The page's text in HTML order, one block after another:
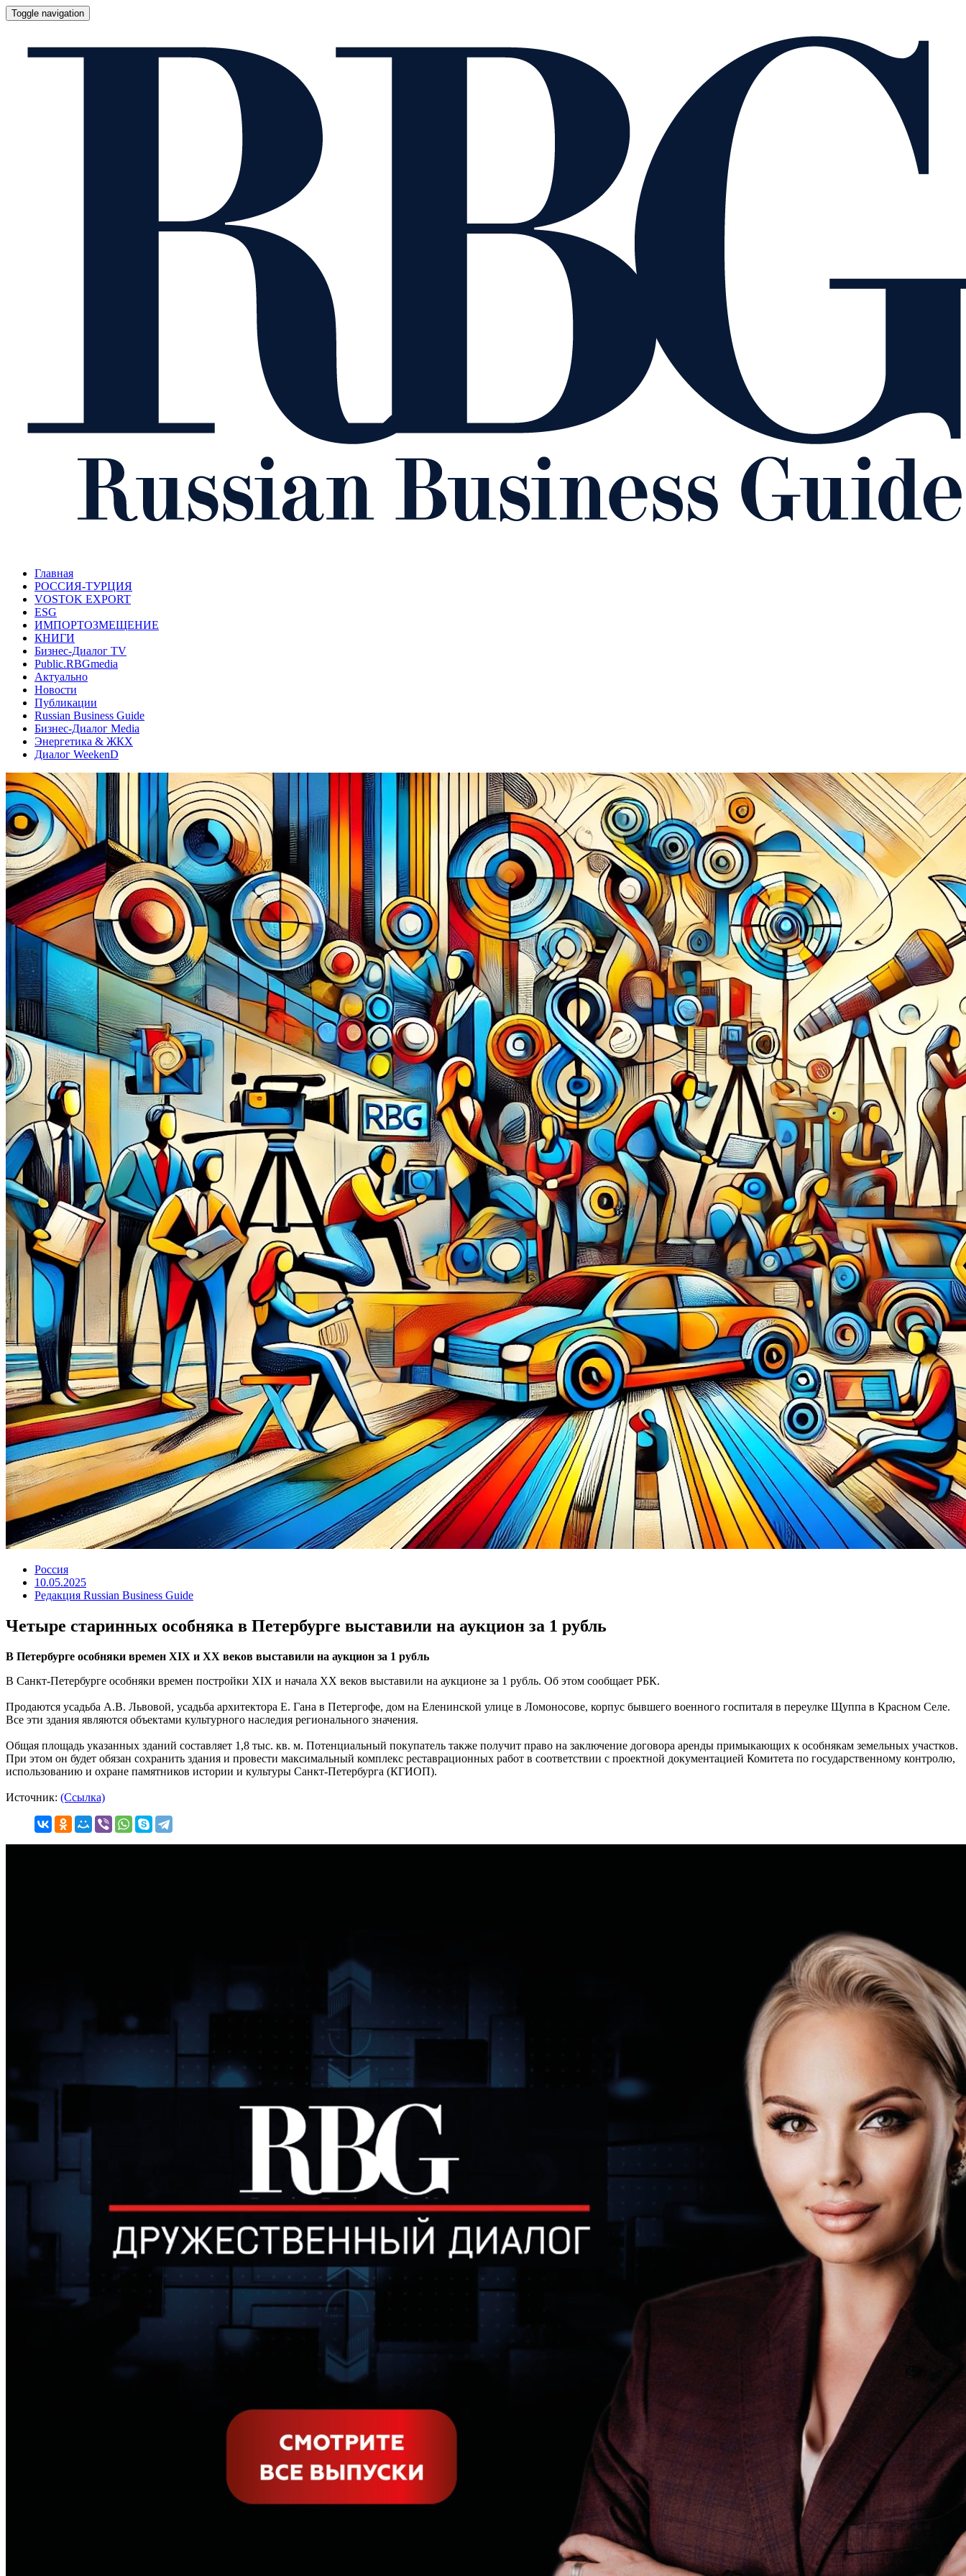
Toggle navigation
Главная
РОССИЯ-ТУРЦИЯ
VOSTOK EXPORT
ESG
ИМПОРТОЗМЕЩЕНИЕ
КНИГИ
Бизнес-Диалог TV
Public.RBGmedia
Актуально
Новости
Публикации
Russian Business Guide
Бизнес-Диалог Media
Энергетика & ЖКХ
Диалог WeekenD
Россия
10.05.2025
Редакция Russian Business Guide
Четыре старинных особняка в Петербурге выставили на аукцион за 1 рубль
В Петербурге особняки времен XIX и XX веков выставили на аукцион за 1 рубль
В Санкт-Петербурге особняки времен постройки XIX и начала XX веков выставили на аукционе за 1 рубль. Об этом сообщает РБК.
Продаются усадьба А.В. Львовой, усадьба архитектора Е. Гана в Петергофе, дом на Еленинской улице в Ломоносове, корпус бывшего военного госпиталя в переулке Щуппа в Красном Селе.
Все эти здания являются объектами культурного наследия регионального значения.
Общая площадь указанных зданий составляет 1,8 тыс. кв. м. Потенциальный покупатель также получит право на заключение договора аренды примыкающих к особнякам земельных участков.
При этом он будет обязан сохранить здания и провести максимальный комплекс реставрационных работ в соответствии с проектной документацией Комитета по государственному контролю,
использованию и охране памятников истории и культуры Санкт-Петербурга (КГИОП).
Источник: (Ссылка)